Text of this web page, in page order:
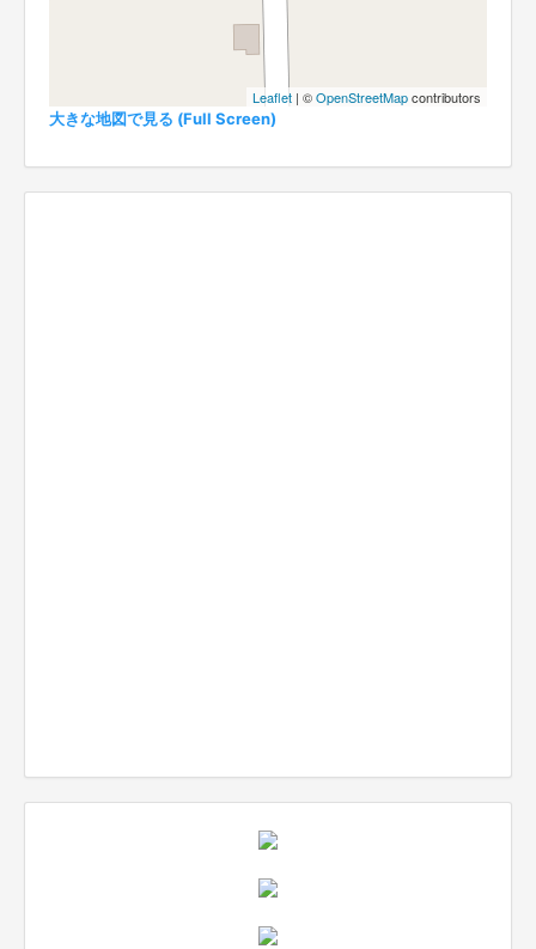
Leaflet | ©OpenStreetMapcontributors
大きな地図で見る (Full Screen)